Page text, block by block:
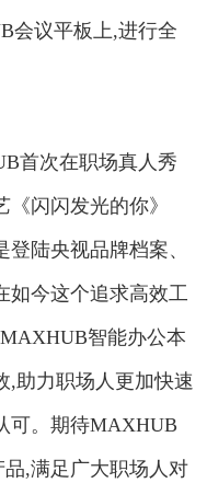
会议平板上,进行全
次在职场真人秀
闪闪发光的你》
登陆央视品牌档案、
如今这个追求高效工
智能办公本
,助力职场人更加快速
可。期待MAXHUB
,满足广大职场人对